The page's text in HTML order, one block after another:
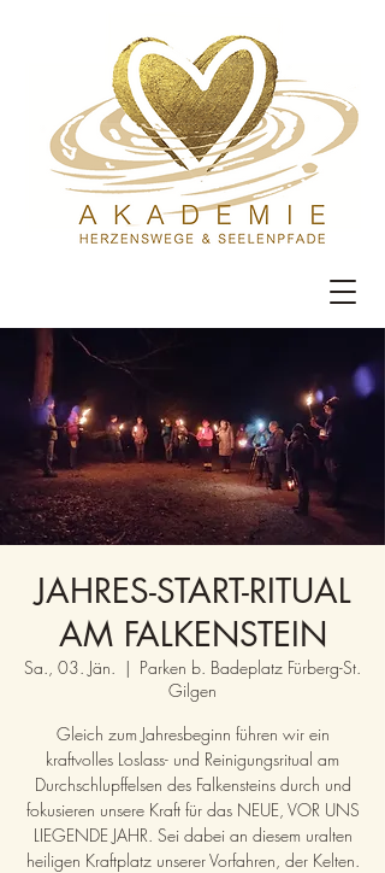
JAHRES-START-RITUAL
AM FALKENSTEIN
Sa., 03. Jän.
  |
Parken b. Badeplatz Fürberg-St.
Gilgen
Gleich zum Jahresbeginn führen wir ein
kraftvolles Loslass- und Reinigungsritual am
Durchschlupffelsen des Falkensteins durch und
fokusieren unsere Kraft für das NEUE, VOR UNS
LIEGENDE JAHR. Sei dabei an diesem uralten
heiligen Kraftplatz unserer Vorfahren, der Kelten.